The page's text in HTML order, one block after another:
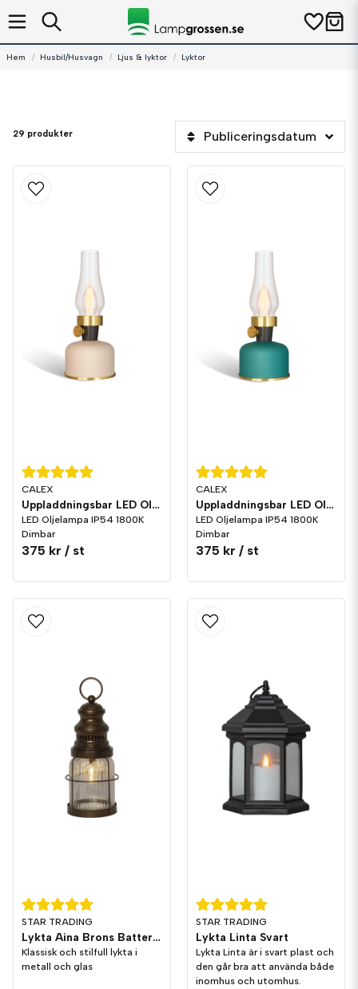
Hem Husbil/Husvagn Ljus & lyktor Lyktor
29 produkter Publiceringsdatum
CALEX
Uppladdningsbar LED Oljelampa IP54 Sand
LED Oljelampa IP54 1800K
Dimbar
375 kr / st
CALEX
Uppladdningsbar LED Oljelampa IP54 Grön
LED Oljelampa IP54 1800K
Dimbar
375 kr / st
STAR TRADING
Lykta Aina Brons Batteridriven 28cm
Klassisk och stilfull lykta i
metall och glas
STAR TRADING
Lykta Linta Svart
Lykta Linta är i svart plast och
den går bra att använda både
inomhus och utomhus.